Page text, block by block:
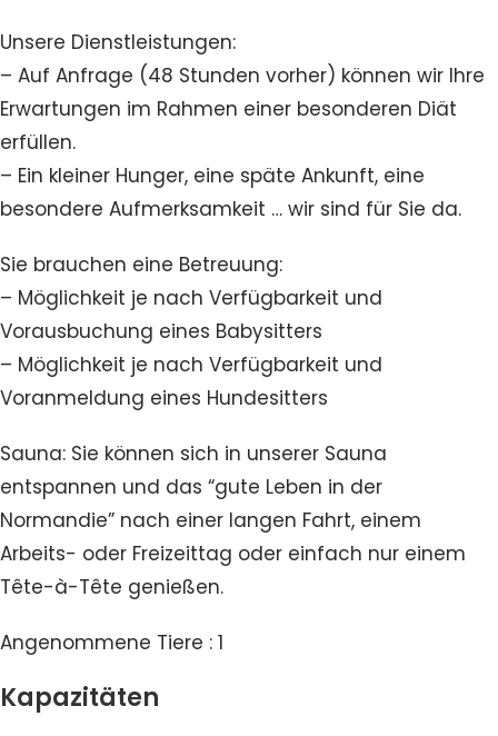
Unsere Dienstleistungen:
– Auf Anfrage (48 Stunden vorher) können wir Ihre
Erwartungen im Rahmen einer besonderen Diät
erfüllen.
– Ein kleiner Hunger, eine späte Ankunft, eine
besondere Aufmerksamkeit … wir sind für Sie da.
Sie brauchen eine Betreuung:
– Möglichkeit je nach Verfügbarkeit und
Vorausbuchung eines Babysitters
– Möglichkeit je nach Verfügbarkeit und
Voranmeldung eines Hundesitters
Sauna: Sie können sich in unserer Sauna
entspannen und das “gute Leben in der
Normandie” nach einer langen Fahrt, einem
Arbeits- oder Freizeittag oder einfach nur einem
Tête-à-Tête genießen.
Angenommene Tiere : 1
Kapazitäten